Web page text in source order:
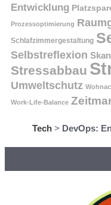
Entwicklung
Prozessoptimierung
Schlafzimmergestaltung
Selbstreflexion
Stressabbau
Umweltschutz
Work-Life-Balance
Tech > DevOps: